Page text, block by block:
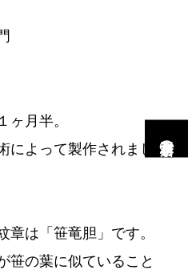
ヶ月半。
によって製作されまし
章は「笹竜胆」です。
笹の葉に似ていること
市村工務店の家